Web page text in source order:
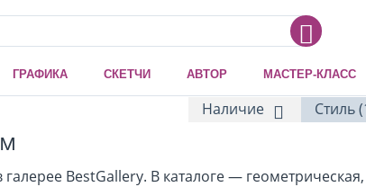
ГРАФИКА СКЕТЧИ АВТОР МАСТЕР-КЛАСС
Наличие Стиль
BestGallery. В каталоге —